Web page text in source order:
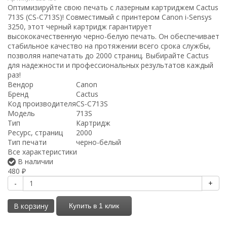
Оптимизируйте свою печать с лазерным картриджем Cactus
713S (CS-C713S)! Совместимый с принтером Canon i-Sensys
3250, этот черный картридж гарантирует
высококачественную черно-белую печать. Он обеспечивает
стабильное качество на протяжении всего срока службы,
позволяя напечатать до 2000 страниц. Выбирайте Cactus
для надежности и профессиональных результатов каждый
раз!
Вендор
Canon
Бренд
Cactus
Код производителяCS-C713S
Модель
713S
Тип
Картридж
Ресурс, страниц
2000
Тип печати
черно-белый
Все характеристики
В наличии
480 ₽
- +
В корзину Купить в 1 клик